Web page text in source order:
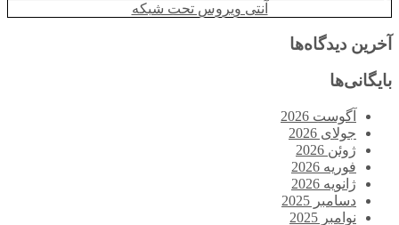
آنتی ویروس تحت شبکه
آخرین دیدگاه‌ها
بایگانی‌ها
آگوست 2026
جولای 2026
ژوئن 2026
فوریه 2026
ژانویه 2026
دسامبر 2025
نوامبر 2025